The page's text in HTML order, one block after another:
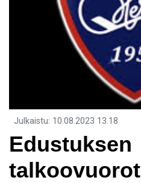
Julkaistu: 10.08.2023 13.18
Edustuksen